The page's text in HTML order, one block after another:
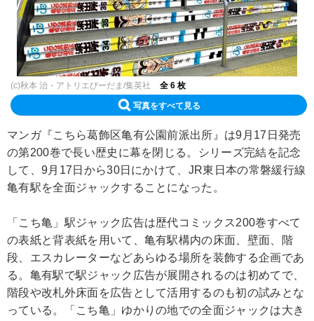
(c)秋本 治・アトリエびーだま/集英社 全 6 枚
写真をすべて見る
マンガ『こちら葛飾区亀有公園前派出所』は9月17日発売
の第200巻で長い歴史に幕を閉じる。シリーズ完結を記念
して、9月17日から30日にかけて、JR東日本の常磐緩行線
亀有駅を全面ジャックすることになった。
「こち亀」駅ジャック広告は歴代コミックス200巻すべて
の表紙と背表紙を用いて、亀有駅構内の床面、壁面、階
段、エスカレーターなどあらゆる場所を装飾する企画であ
る。亀有駅で駅ジャック広告が展開されるのは初めてで、
階段や改札外床面を広告として活用するのも初の試みとな
っている。「こち亀」ゆかりの地での全面ジャックは大き